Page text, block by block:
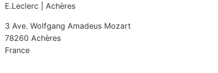
E.Leclerc | Achères
3 Ave. Wolfgang Amadeus Mozart
78260 Achères
France